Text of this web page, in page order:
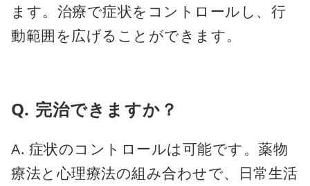
ます。治療で症状をコントロールし、行
動範囲を広げることができます。
Q. 完治できますか？
A. 症状のコントロールは可能です。薬物
療法と心理療法の組み合わせで、日常生活